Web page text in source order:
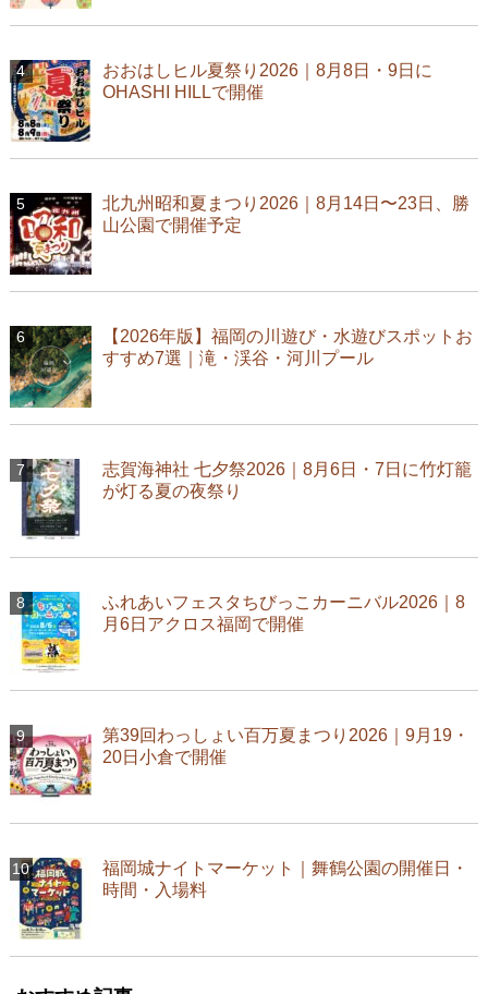
おおはしヒル夏祭り2026｜8月8日・9日に
OHASHI HILLで開催
北九州昭和夏まつり2026｜8月14日〜23日、勝
山公園で開催予定
【2026年版】福岡の川遊び・水遊びスポットお
すすめ7選｜滝・渓谷・河川プール
志賀海神社 七夕祭2026｜8月6日・7日に竹灯籠
が灯る夏の夜祭り
ふれあいフェスタちびっこカーニバル2026｜8
月6日アクロス福岡で開催
第39回わっしょい百万夏まつり2026｜9月19・
20日小倉で開催
福岡城ナイトマーケット｜舞鶴公園の開催日・
時間・入場料